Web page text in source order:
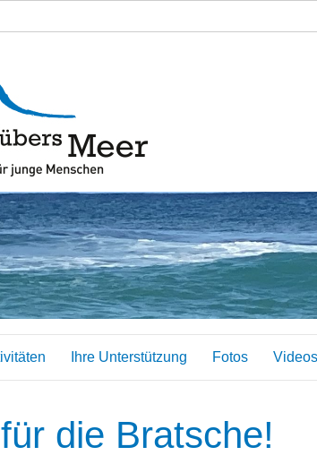
Ihre Unterstützung Fotos Videos
die Bratsche!